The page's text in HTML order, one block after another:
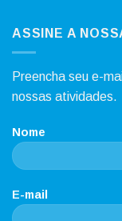
ASSINE A
Preencha seu e-
nossas atividades.
Nome
E-mail